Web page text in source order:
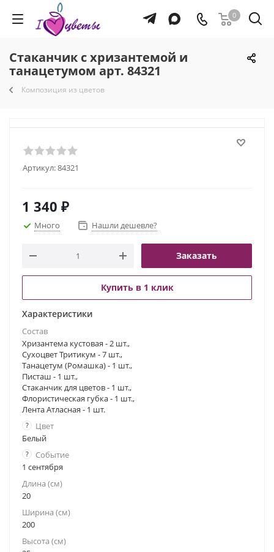
0
Стаканчик с хризантемой и
танацетумом арт. 84321
Композиция из цветов
Артикул:84321
1 340 ₽
Много Нашли дешевле?
Заказать
Купить в 1 клик
Характеристики
Состав
Хризантема кустовая - 2 шт.,
Сухоцвет Тритикум - 7 шт.,
Танацетум (Ромашка) - 1 шт.,
Писташ - 1 шт.,
Стаканчик для цветов - 1 шт.,
Флористическая губка - 1 шт.,
Лента Атласная - 1 шт.
?
Цвет
Белый
?
Событие
1 сентября
Длина (см)
20
Ширина (см)
200
Высота (см)